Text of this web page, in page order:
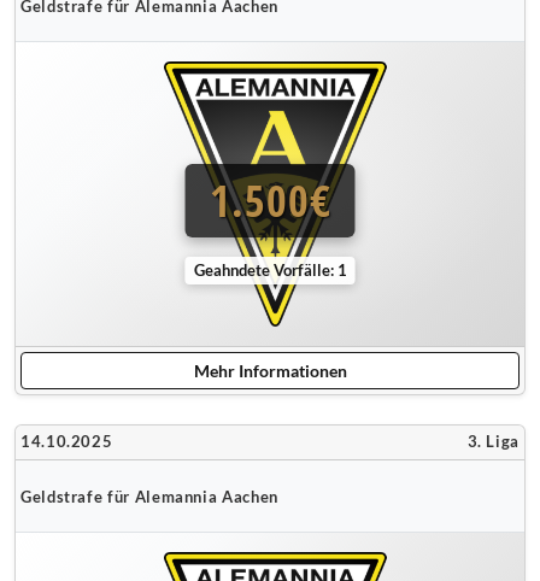
Geldstrafe für Alemannia Aachen
1.500€
Geahndete Vorfälle: 1
Mehr Informationen
14.10.2025 3. Liga
Geldstrafe für Alemannia Aachen